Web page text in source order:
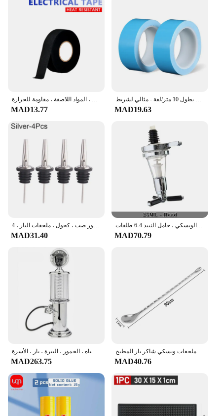
الشريط تسخير الكهربائية ، العزل ، القماش النسيج السيارات ، مقاوم للماء ، مقاومة الضوضاء ، المواد اللاصقة ، مقاومة للحرارة
MAD13.77
شريط لاصق حراري موصل مزدوج الجوانب بطول 10 متر/لفة - مثالي لشريط PCB CPU LED المبرد الخفيف
MAD19.63
قارورة خمور من الفولاذ المقاوم للصدأ ، أسود ، ذهب وردي ، فضة ، صنبور صب ، كحول ، ملحقات البار ، 4 way
MAD31.40
موزع الخمور المثبت على الحائط ، 4 ، 5 ، 6 زجاجات ، دعامة الخدم لشرب الكحول ، مشروبات الويسكي ، حامل النبيذ 4-6 طلقات
MAD70.79
آلة توزيع عصير المشروبات والمياه ، الخمور ، البيرة ، بار ، الأسرة
MAD263.75
مقبض طويل لخلط كوكتيل النمامون نادل ملعقة من الفولاذ المقاوم للصدأ مجموعة أدوات البارمان ملحقات ويسكي شاكر بار المطبخ
MAD40.76